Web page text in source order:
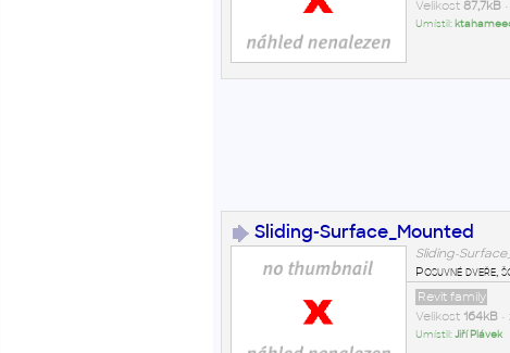
Velikost 87,7kB
Umístil:
Sliding-Surface_Mounted
Sliding-
Posuvné dveře,
Revit family
Velikost 164kB•
Umístil:Jiří Plávek